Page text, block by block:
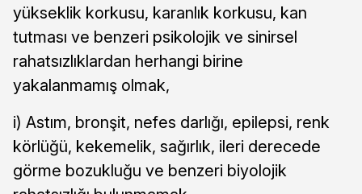
yükseklik korkusu, karanlık korkusu, kan
tutması ve benzeri psikolojik ve sinirsel
rahatsızlıklardan herhangi birine
yakalanmamış olmak,
i) Astım, bronşit, nefes darlığı, epilepsi, renk
körlüğü, kekemelik, sağırlık, ileri derecede
görme bozukluğu ve benzeri biyolojik